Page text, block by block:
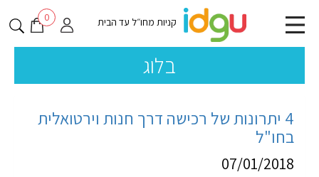
קניות מחו״ל עד הבית 0
בלוג
4 יתרונות של רכישה דרך חנות וירטואלית
בחו"ל
07/01/2018